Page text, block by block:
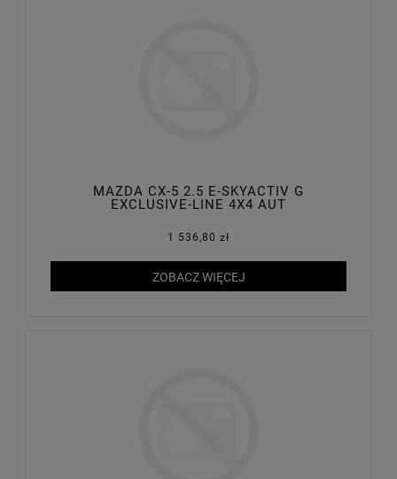
MAZDA CX-5 2.5 E-SKYACTIV G
EXCLUSIVE-LINE 4X4 AUT
1 536,80 zł
ZOBACZ WIĘCEJ